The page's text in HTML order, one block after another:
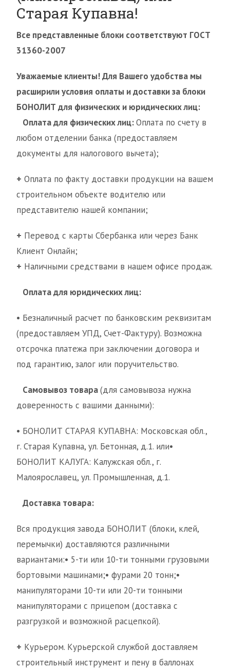
Старая Купавна!
Все представленные блоки соответствуют ГОСТ
31360-2007
Уважаемые клиенты! Для Вашего удобства мы
расширили условия оплаты и доставки за блоки
БОНОЛИТ для физических и юридических лиц:
Оплата для физических лиц:Оплата по счету в
любом отделении банка (предоставляем
документы для налогового вычета);
+ Оплата по факту доставки продукции на вашем
строительном объекте водителю или
представителю нашей компании;
+ Перевод с карты Сбербанка или через Банк
Клиент Онлайн;
+ Наличными средствами в нашем офисе продаж.
Оплата для юридических лиц:
• Безналичный расчет по банковским реквизитам
(предоставляем УПД, Счет-Фактуру). Возможна
отсрочка платежа при заключении договора и
под гарантию, залог или поручительство.
Самовывоз товара(для самовывоза нужна
доверенность с вашими данными):
• БОНОЛИТ СТАРАЯ КУПАВНА: Московская обл.,
г. Старая Купавна, ул. Бетонная, д.1. или•
БОНОЛИТ КАЛУГА: Калужская обл., г.
Малоярославец, ул. Промышленная, д.1.
Доставка товара:
Вся продукция завода БОНОЛИТ (блоки, клей,
перемычки) доставляются различными
вариантами:• 5-ти или 10-ти тонными грузовыми
бортовыми машинами;• фурами 20 тонн;•
манипуляторами 10-ти или 20-ти тонными
манипуляторами с прицепом (доставка с
разгрузкой и возможной расцепкой).
+ Курьером. Курьерской службой доставляем
строительный инструмент и пену в баллонах